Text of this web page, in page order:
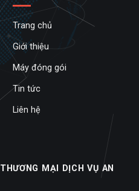
Trang chủ
Giới thiệu
Máy đóng gói
Tin tức
Liên hệ
MẠI DỊCH VỤ AN